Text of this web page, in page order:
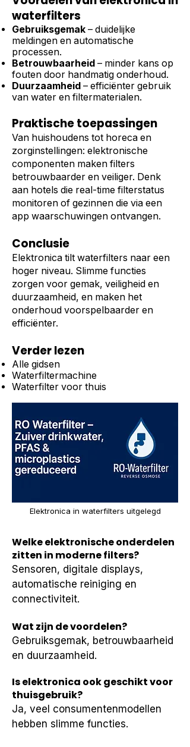
waterfilters
Gebruiksgemak – duidelijke
meldingen en automatische
processen.
Betrouwbaarheid – minder kans op
fouten door handmatig onderhoud.
Duurzaamheid – efficiënter gebruik
van water en filtermaterialen.
Praktische toepassingen
Van huishoudens tot horeca en
zorginstellingen: elektronische
componenten maken filters
betrouwbaarder en veiliger. Denk
aan hotels die real-time filterstatus
monitoren of gezinnen die via een
app waarschuwingen ontvangen.
Conclusie
Elektronica tilt waterfilters naar een
hoger niveau. Slimme functies
zorgen voor gemak, veiligheid en
duurzaamheid, en maken het
onderhoud voorspelbaarder en
efficiënter.
Verder lezen
Alle gidsen
Waterfiltermachine
Waterfilter voor thuis
Elektronica in waterfilters uitgelegd
Welke elektronische onderdelen
zitten in moderne filters?
Sensoren, digitale displays,
automatische reiniging en
connectiviteit.
Wat zijn de voordelen?
Gebruiksgemak, betrouwbaarheid
en duurzaamheid.
Is elektronica ook geschikt voor
thuisgebruik?
Ja, veel consumentenmodellen
hebben slimme functies.